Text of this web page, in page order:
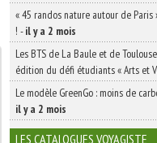
« 45 randos nature autour de Paris
! -il y a 2 mois
Les BTS de La Baule et de
édition du défi étudiants « Arts et
Le modèle GreenGo : moins de
il y a 2 mois
LES CATALOGUES VOYAGISTE